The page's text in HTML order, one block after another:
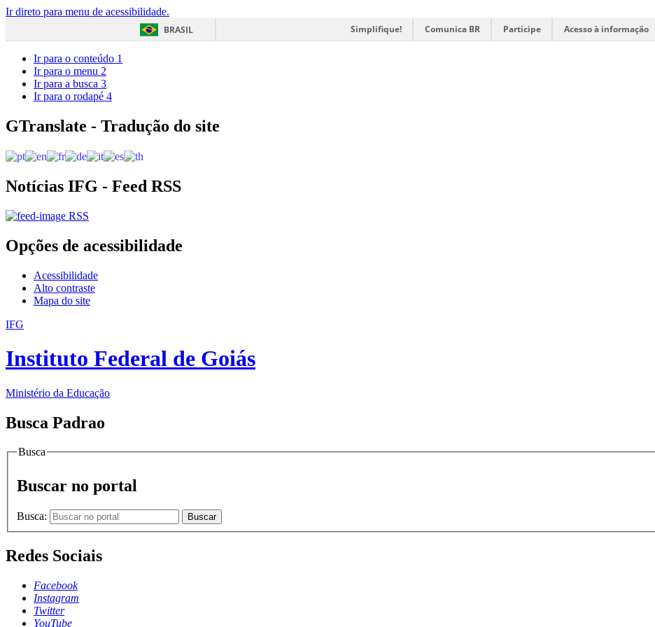
Ir direto para menu de acessibilidade.
BRASIL
Simplifique! Comunica BR Participe Acesso à informação
Ir para o conteúdo 1
Ir para o menu 2
Ir para a busca 3
Ir para o rodapé 4
GTranslate - Tradução do site
Notícias IFG - Feed RSS
RSS
Opções de acessibilidade
Acessibilidade
Alto contraste
Mapa do site
IFG
Instituto Federal de Goiás
Ministério da Educação
Busca Padrao
Busca
Buscar no portal
Busca: Buscar
Redes Sociais
Facebook
Instagram
Twitter
YouTube